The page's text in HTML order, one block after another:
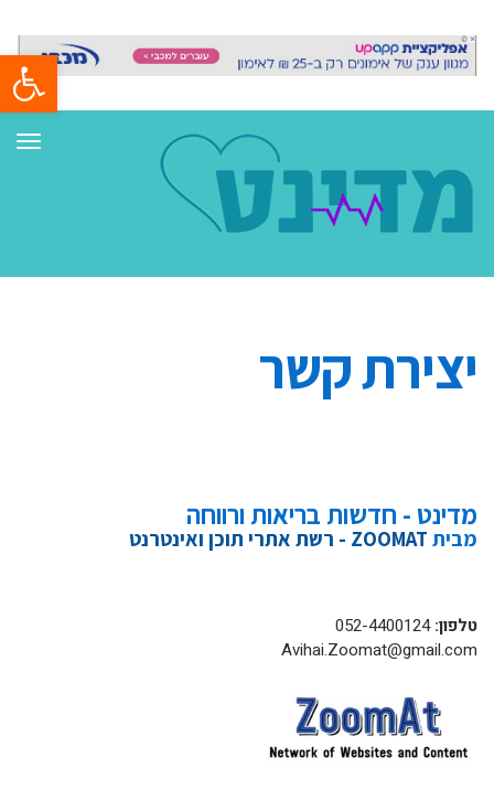
פתח
יצירת קשר
מדינט - חדשות בריאות ורווחה
מבית ZOOMAT - רשת אתרי תוכן ואינטרנט
טלפון:052-4400124
Avihai.Zoomat@gmail.com